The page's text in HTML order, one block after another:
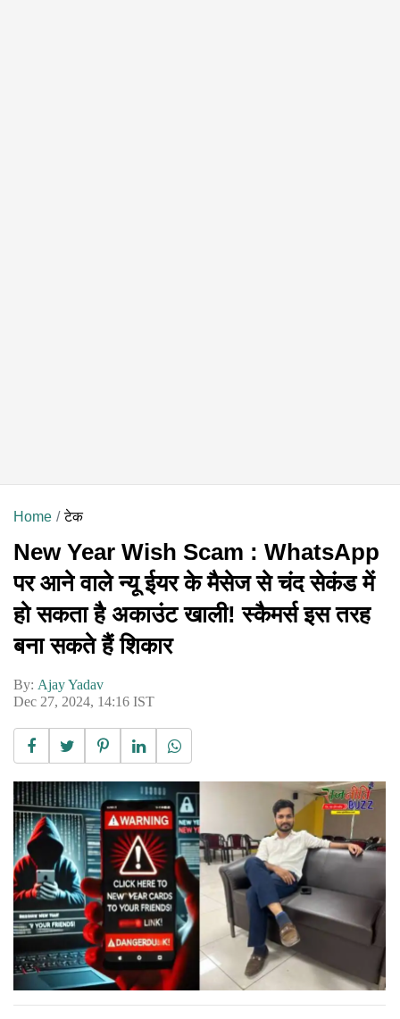
Home टेक
New Year Wish Scam : WhatsApp
पर आने वाले न्यू ईयर के मैसेज से चंद सेकंड में
हो सकता है अकाउंट खाली! स्कैमर्स इस तरह
बना सकते हैं शिकार
By: Ajay Yadav
Dec 27, 2024, 14:16 IST